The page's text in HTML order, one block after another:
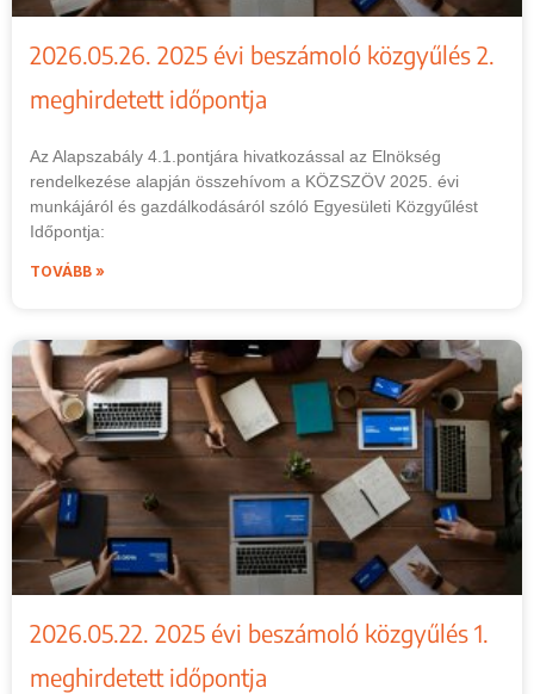
2026.05.26. 2025 évi beszámoló közgyűlés 2.
meghirdetett időpontja
Az Alapszabály 4.1.pontjára hivatkozással az Elnökség
rendelkezése alapján összehívom a KÖZSZÖV 2025. évi
munkájáról és gazdálkodásáról szóló Egyesületi Közgyűlést
Időpontja:
TOVÁBB »
2026.05.22. 2025 évi beszámoló közgyűlés 1.
meghirdetett időpontja